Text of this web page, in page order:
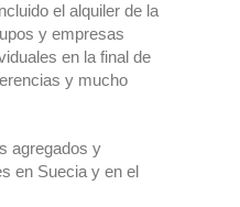
el alquiler de la
y empresas
en la final de
y mucho
agregados y
en Suecia y en el